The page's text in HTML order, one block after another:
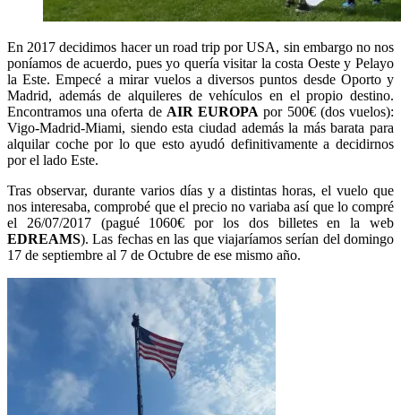
En 2017 decidimos hacer un road trip por USA, sin embargo no nos
poníamos de acuerdo, pues yo quería visitar la costa Oeste y Pelayo
la Este. Empecé a mirar vuelos a diversos puntos desde Oporto y
Madrid, además de alquileres de vehículos en el propio destino.
Encontramos una oferta de AIR EUROPA por 500€ (dos vuelos):
Vigo-Madrid-Miami, siendo esta ciudad además la más barata para
alquilar coche por lo que esto ayudó definitivamente a decidirnos
por el lado Este.
Tras observar, durante varios días y a distintas horas, el vuelo que
nos interesaba, comprobé que el precio no variaba así que lo compré
el 26/07/2017 (pagué 1060€ por los dos billetes en la web
EDREAMS). Las fechas en las que viajaríamos serían del domingo
17 de septiembre al 7 de Octubre de ese mismo año.